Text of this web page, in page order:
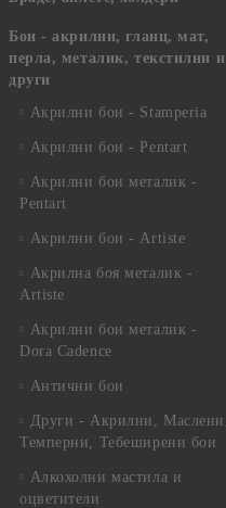
Бои - акрилни, гланц, мат,
перла, металик, текстилни и
други
Акрилни бои - Stamperia
Акрилни бои - Pentart
Акрилни бои металик -
Pentart
Акрилни бои - Artiste
Акрилна боя металик -
Artiste
Акрилни бои металик -
Dora Cadence
Антични бои
Други - Акрилни, Маслени,
Темперни, Тебеширени бои
Алкохолни мастила и
оцветители